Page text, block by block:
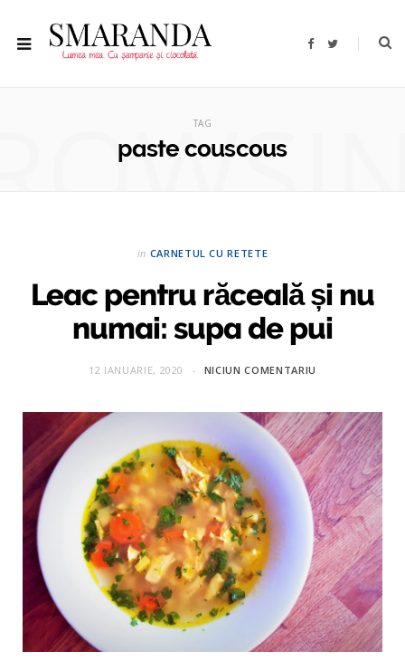
F
T
TAG
paste couscous
in CARNETUL CU RETETE
Leac pentru răceală și nu
numai: supa de pui
12 IANUARIE, 2020 NICIUN COMENTARIU